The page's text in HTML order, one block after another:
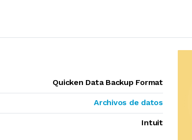
Quicken Data Backup Format
Archivos de datos
Intuit